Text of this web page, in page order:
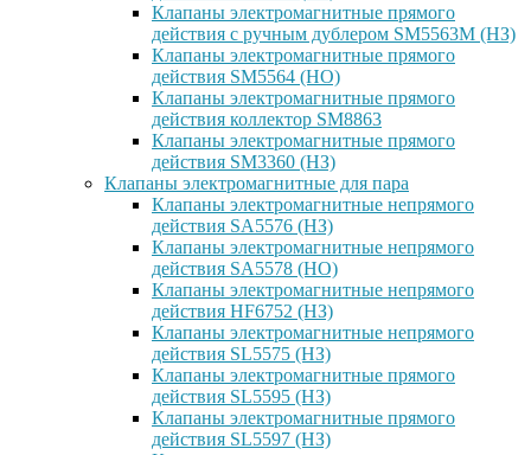
Клапаны электромагнитные прямого
действия с ручным дублером SM5563M (НЗ)
Клапаны электромагнитные прямого
действия SM5564 (НО)
Клапаны электромагнитные прямого
дейcтвия коллектор SM8863
Клапаны электромагнитные прямого
действия SM3360 (НЗ)
Клапаны электромагнитные для пара
Клапаны электромагнитные непрямого
действия SA5576 (НЗ)
Клапаны электромагнитные непрямого
действия SA5578 (НО)
Клапаны электромагнитные непрямого
действия HF6752 (НЗ)
Клапаны электромагнитные непрямого
действия SL5575 (НЗ)
Клапаны электромагнитные прямого
действия SL5595 (НЗ)
Клапаны электромагнитные прямого
действия SL5597 (НЗ)